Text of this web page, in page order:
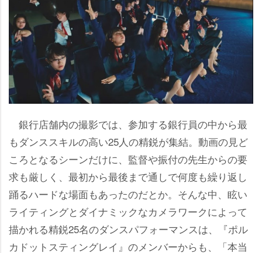
銀行店舗内の撮影では、参加する銀行員の中から最
もダンススキルの高い25人の精鋭が集結。動画の見ど
ころとなるシーンだけに、監督や振付の先生からの要
求も厳しく、最初から最後まで通しで何度も繰り返し
踊るハードな場面もあったのだとか。そんな中、眩い
ライティングとダイナミックなカメラワークによって
描かれる精鋭25名のダンスパフォーマンスは、『ポル
カドットスティングレイ』のメンバーからも、「本当